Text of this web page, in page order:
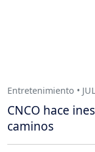
Entretenimiento •
CNCO hace
caminos